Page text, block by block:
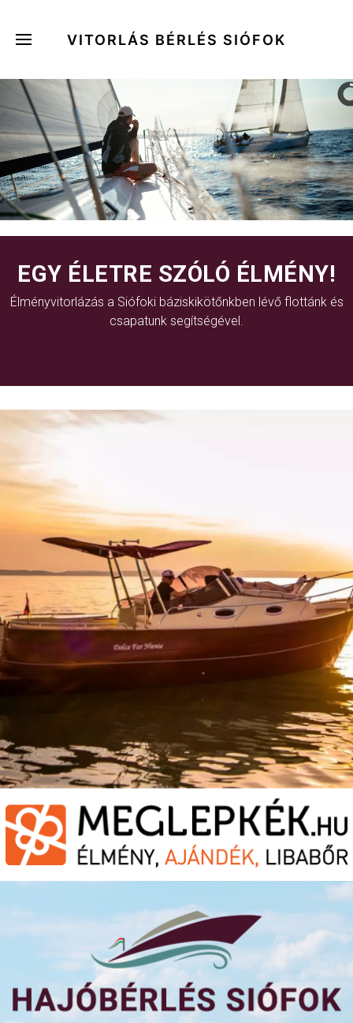
VITORLÁS BÉRLÉS SIÓFOK
EGY ÉLETRE SZÓLÓ ÉLMÉNY!
Élményvitorlázás a Siófoki báziskikötőnkben lévő flottánk és
csapatunk segítségével.